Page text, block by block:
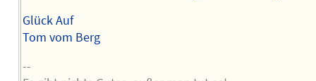
Glück Auf
Tom vom Berg
--